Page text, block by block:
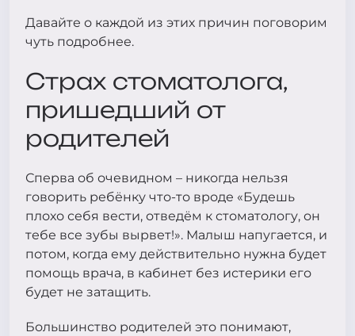
Давайте о каждой из этих причин поговорим
чуть подробнее.
Страх стоматолога,
пришедший от
родителей
Сперва об очевидном – никогда нельзя
говорить ребёнку что-то вроде «Будешь
плохо себя вести, отведём к стоматологу, он
тебе все зубы вырвет!». Малыш напугается, и
потом, когда ему действительно нужна будет
помощь врача, в кабинет без истерики его
будет не затащить.
Большинство родителей это понимают,